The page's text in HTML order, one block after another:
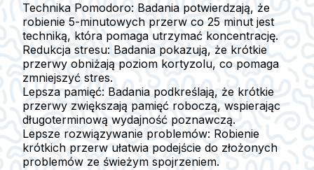
Technika Pomodoro: Badania potwierdzają, że
robienie 5-minutowych przerw co 25 minut jest
techniką, która pomaga utrzymać koncentrację.
Redukcja stresu: Badania pokazują, że krótkie
przerwy obniżają poziom kortyzolu, co pomaga
zmniejszyć stres.
Lepsza pamięć: Badania podkreślają, że krótkie
przerwy zwiększają pamięć roboczą, wspierając
długoterminową wydajność poznawczą.
Lepsze rozwiązywanie problemów: Robienie
krótkich przerw ułatwia podejście do złożonych
problemów ze świeżym spojrzeniem.